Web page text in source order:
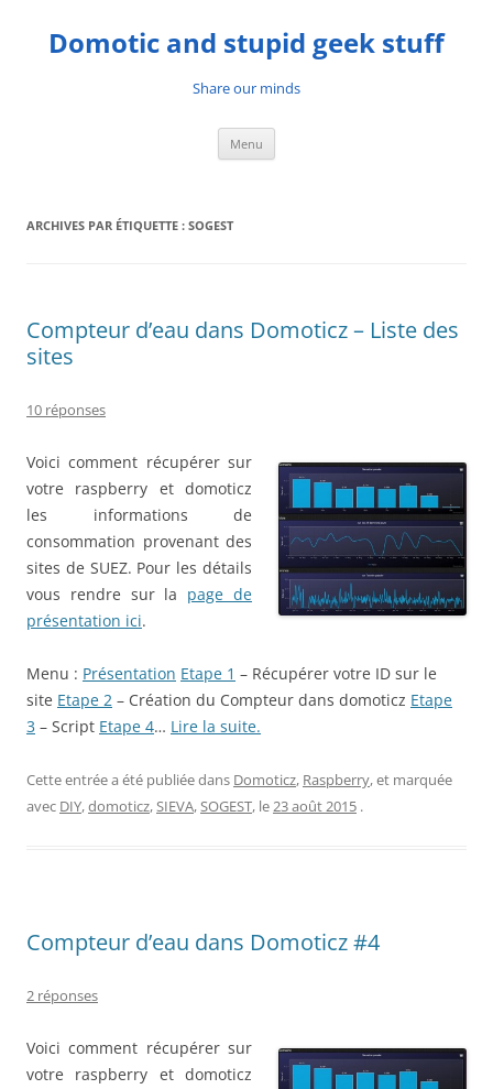
contenu
Domotic and stupid geek stuff
Share our minds
Menu
ARCHIVES PAR ÉTIQUETTE : SOGEST
Compteur d’eau dans Domoticz – Liste des
sites
10 réponses
Voici comment récupérer sur
votre raspberry et domoticz
les informations de
consommation provenant des
sites de SUEZ. Pour les détails
vous rendre sur la page de
présentation ici.
Menu : Présentation Etape 1 – Récupérer votre ID sur le
site Etape 2 – Création du Compteur dans domoticz Etape
3 – Script Etape 4… Lire la suite.
Cette entrée a été publiée dans Domoticz, Raspberry, et marquée
avec DIY,domoticz,SIEVA,SOGEST, le23 août 2015 .
Compteur d’eau dans Domoticz #4
2 réponses
Voici comment récupérer sur
votre raspberry et domoticz